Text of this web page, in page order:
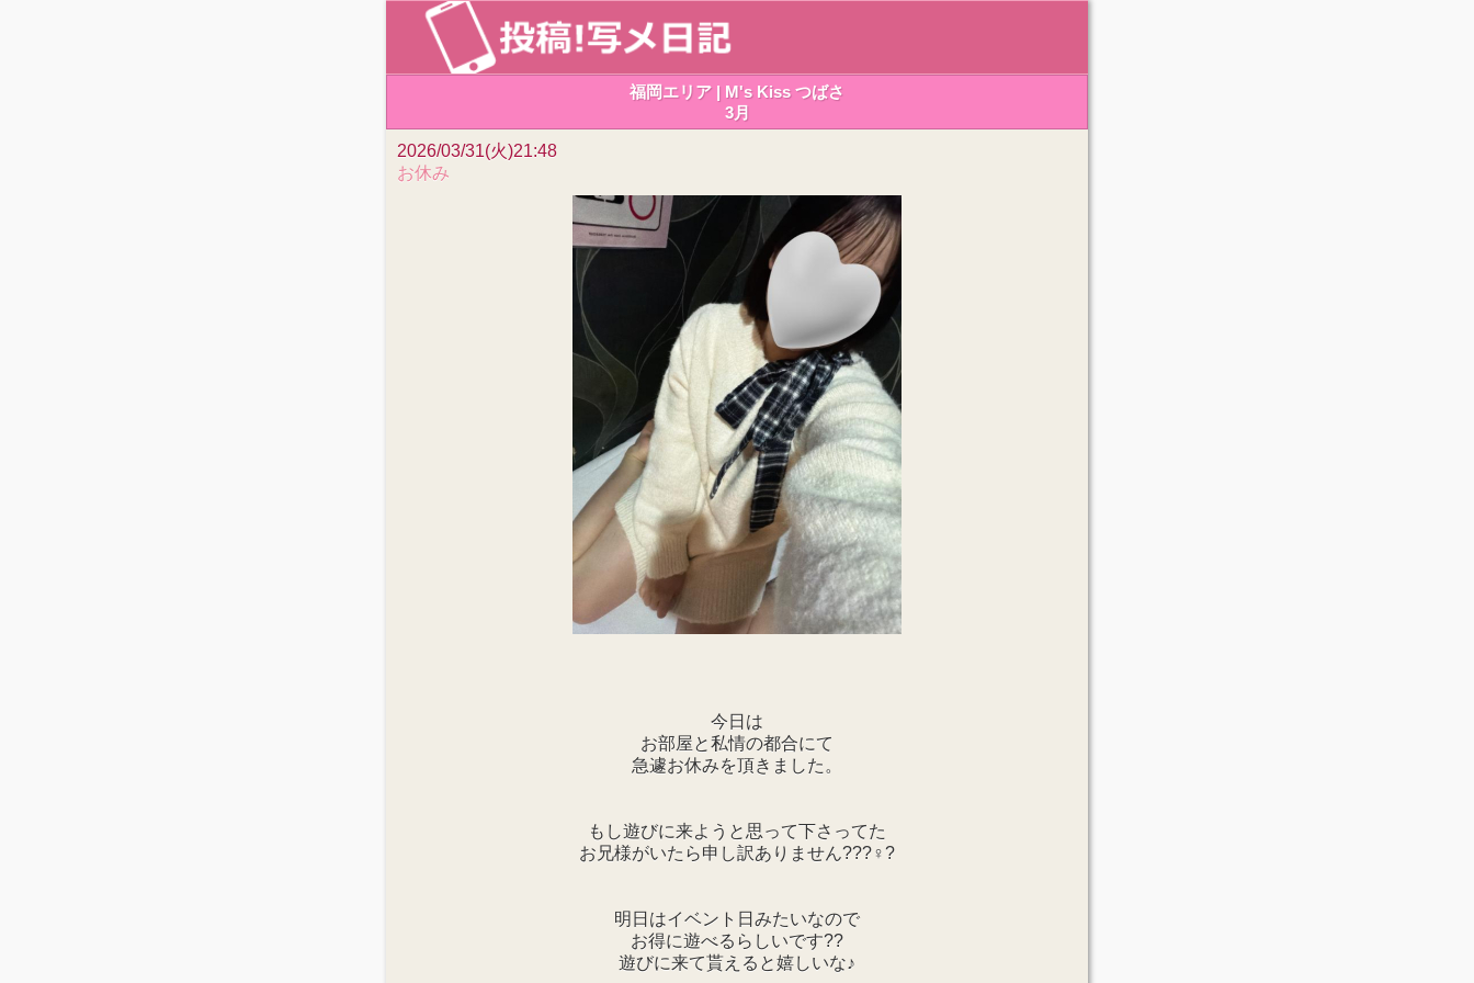
福岡エリア | M's Kiss つばさ
3月
2026/03/31(火)21:48
お休み
今日は
お部屋と私情の都合にて
急遽お休みを頂きました。
もし遊びに来ようと思って下さってた
お兄様がいたら申し訳ありません???♀?
明日はイベント日みたいなので
お得に遊べるらしいです??
遊びに来て貰えると嬉しいな♪